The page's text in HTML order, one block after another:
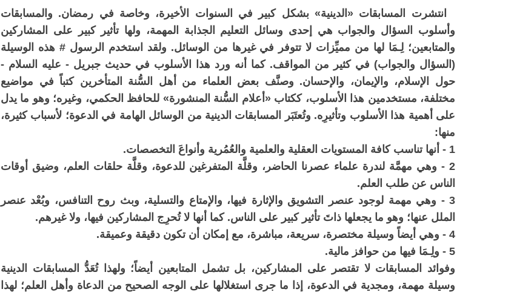
انتشرت المسابقات «الدينية» بشكل كبير في السنوات الأخيرة، وخاصة في رمضان. والمسابقات
وأسلوب السؤال والجواب هي إحدى وسائل التعليم الجذابة المهمة، ولها تأثير كبير على المشاركين
والمتابعين؛ لِـمَا لها من مميِّزات لا تتوفر في غيرها من الوسائل. ولقد استخدم الرسول # هذه الوسيلة
(السؤال والجواب) في كثير من المواقف. كما أنه ورد هذا الأسلوب في حديث جبريل - عليه السلام -
حول الإسلام، والإيمان، والإحسان. وصنَّف بعض العلماء من أهل السُّنة المتأخرين كتباً في مواضيع
مختلفة، مستخدمين هذا الأسلوب، ككتاب «أعلام السُّنة المنشورة» للحافظ الحكمي، وغيره؛ وهو ما يدل
على أهمية هذا الأسلوب وتأثيرِه. وتُعتَبَر المسابقات الدينية من الوسائل الهامة في الدعوة؛ لأسباب كثيرة،
منها:
1 - أنها تناسب كافة المستويات العقلية والعلمية والعُمُرية وأنواعَ التخصصات.
2 - وهي مهمَّة لندرة علماء عصرنا الحاضر، وقلَّة المتفرغين للدعوة، وقلَّة حلقات العلم، وضيق أوقات
الناس عن طلب العلم.
3 - وهي مهمة لوجود عنصر التشويق والإثارة فيها، والإمتاع والتسلية، وبث روح التنافس، وبُعْد عنصر
الملل عنها؛ وهو ما يجعلها ذاتَ تأثير كبير على الناس. كما أنها لا تُحرِج المشاركين فيها، ولا غيرهم.
4 - وهي أيضاً وسيلة مختصرة، سريعة، مباشرة، مع إمكان أن تكون دقيقة وعميقة.
5 - ولِـمَا فيها من حوافز مالية.
وفوائد المسابقات لا تقتصر على المشاركين، بل تشمل المتابعين أيضاً؛ ولهذا تُعَدُّ المسابقات الدينية
وسيلة مهمة، ومجدية في الدعوة، إذا ما جرى استغلالها على الوجه الصحيح من الدعاة وأهل العلم؛ لهذا